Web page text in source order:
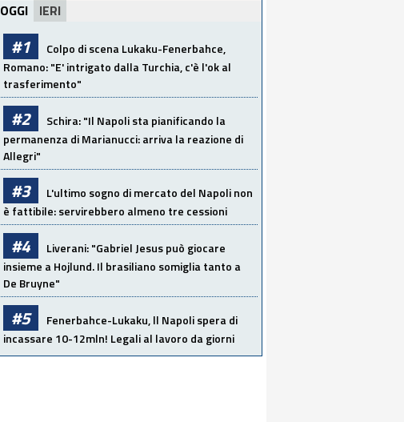
OGGI IERI
#1
Colpo di scena Lukaku-Fenerbahce,
Romano: "E' intrigato dalla Turchia, c'è l'ok al
trasferimento"
#2
Schira: "Il Napoli sta pianificando la
permanenza di Marianucci: arriva la reazione di
Allegri"
#3
L'ultimo sogno di mercato del Napoli non
è fattibile: servirebbero almeno tre cessioni
#4
Liverani: "Gabriel Jesus può giocare
insieme a Hojlund. Il brasiliano somiglia tanto a
De Bruyne"
#5
Fenerbahce-Lukaku, ll Napoli spera di
incassare 10-12mln! Legali al lavoro da giorni